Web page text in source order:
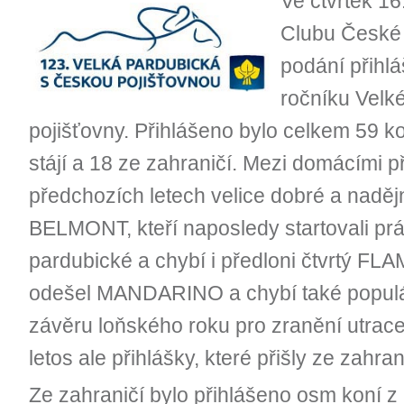
Clubu
podání
ročníku
pojišťovny. Přihlášeno bylo celkem 59
stájí a 18 ze zahraničí. Mezi domácími
předchozích letech velice dobré a
BELMONT, kteří naposledy startovali
pardubické a chybí i předloni čtvrtý
odešel MANDARINO a chybí také
závěru loňského roku pro zranění
letos ale přihlášky, které přišly ze
Ze zahraničí bylo přihlášeno osm koní